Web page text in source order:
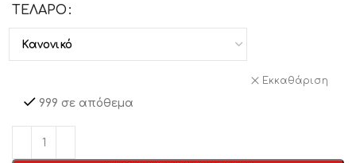
ΤΕΛΑΡΟ
Εκκαθάριση
999 σε απόθεμα